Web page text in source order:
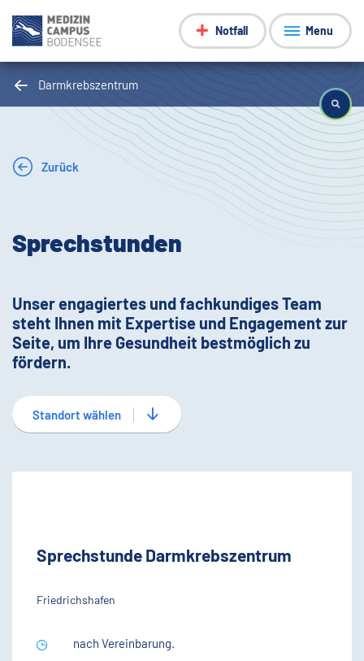
Notfall Menu
Darmkrebszentrum
Zurück
Sprechstunden
Unser engagiertes und fachkundiges Team
steht Ihnen mit Expertise und Engagement zur
Seite, um Ihre Gesundheit bestmöglich zu
fördern.
Standort wählen
Sprechstunde Darmkrebszentrum
Friedrichshafen
nach Vereinbarung.